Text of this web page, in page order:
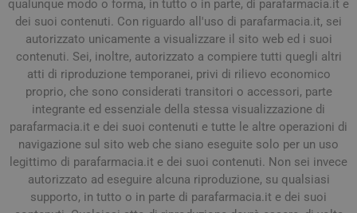
qualunque modo o forma, in tutto o in parte, di parafarmacia.it e
dei suoi contenuti. Con riguardo all'uso di parafarmacia.it, sei
autorizzato unicamente a visualizzare il sito web ed i suoi
contenuti. Sei, inoltre, autorizzato a compiere tutti quegli altri
atti di riproduzione temporanei, privi di rilievo economico
proprio, che sono considerati transitori o accessori, parte
integrante ed essenziale della stessa visualizzazione di
parafarmacia.it e dei suoi contenuti e tutte le altre operazioni di
navigazione sul sito web che siano eseguite solo per un uso
legittimo di parafarmacia.it e dei suoi contenuti. Non sei invece
autorizzato ad eseguire alcuna riproduzione, su qualsiasi
supporto, in tutto o in parte di parafarmacia.it e dei suoi